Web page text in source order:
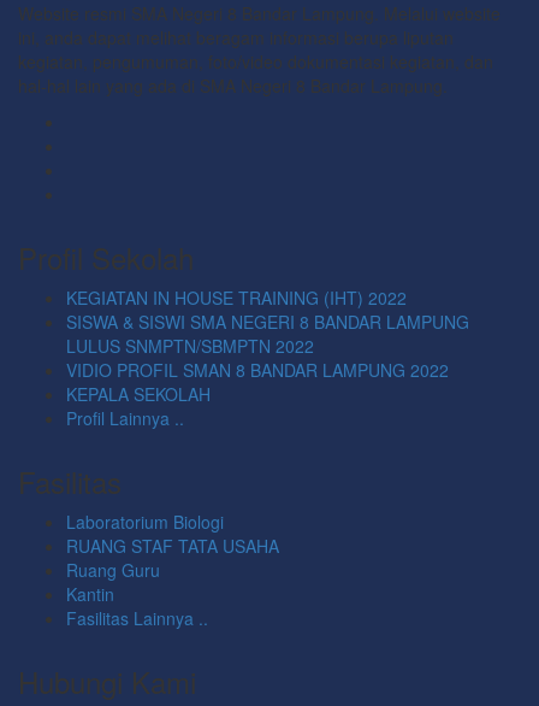
Website resmi SMA Negeri 8 Bandar Lampung. Melalui website
ini, anda dapat melihat beragam informasi berupa liputan
kegiatan, pengumuman, foto/video dokumentasi kegiatan, dan
hal-hal lain yang ada di SMA Negeri 8 Bandar Lampung.
Profil Sekolah
KEGIATAN IN HOUSE TRAINING (IHT) 2022
SISWA & SISWI SMA NEGERI 8 BANDAR LAMPUNG
LULUS SNMPTN/SBMPTN 2022
VIDIO PROFIL SMAN 8 BANDAR LAMPUNG 2022
KEPALA SEKOLAH
Profil Lainnya ..
Fasilitas
Laboratorium Biologi
RUANG STAF TATA USAHA
Ruang Guru
Kantin
Fasilitas Lainnya ..
Hubungi Kami